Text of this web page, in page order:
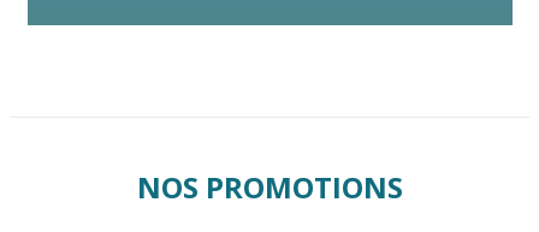
NOS PROMOTIONS